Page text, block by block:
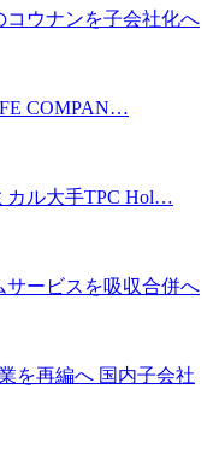
ウナンを子会社化へ
COMPAN…
カル大手TPC Hol…
ービスを吸収合併へ
を再編へ 国内子会社